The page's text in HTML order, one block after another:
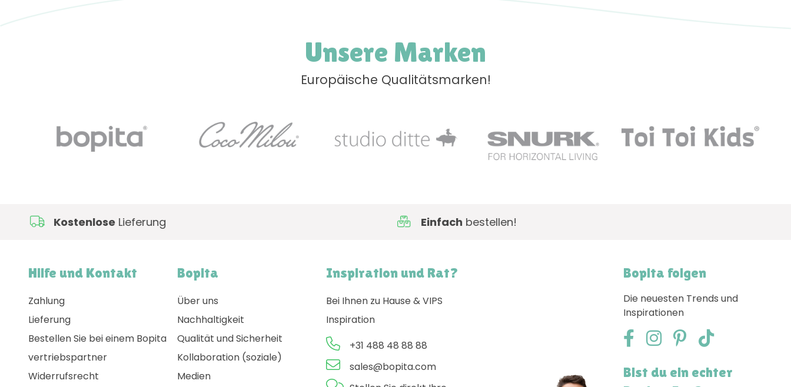
Unsere Marken
Europäische Qualitätsmarken!
KostenloseLieferung Einfachbestellen!
Hilfe und Kontakt
Zahlung
Lieferung
Bestellen Sie bei einem Bopita
vertriebspartner
Widerrufsrecht
Bopita
Über uns
Nachhaltigkeit
Qualität und Sicherheit
Kollaboration (soziale)
Medien
Inspiration und Rat?
Bei Ihnen zu Hause & VIPS
Inspiration
+31 488 48 88 88
sales@bopita.com
Bopita folgen
Die neuesten Trends und
Inspirationen
Bist du ein echter